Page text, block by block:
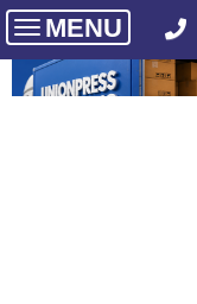
Toggle
navigation
MENU